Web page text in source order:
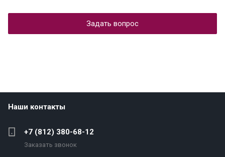
Задать вопрос
Наши контакты
+7 (812) 380-68-12
Заказать звонок